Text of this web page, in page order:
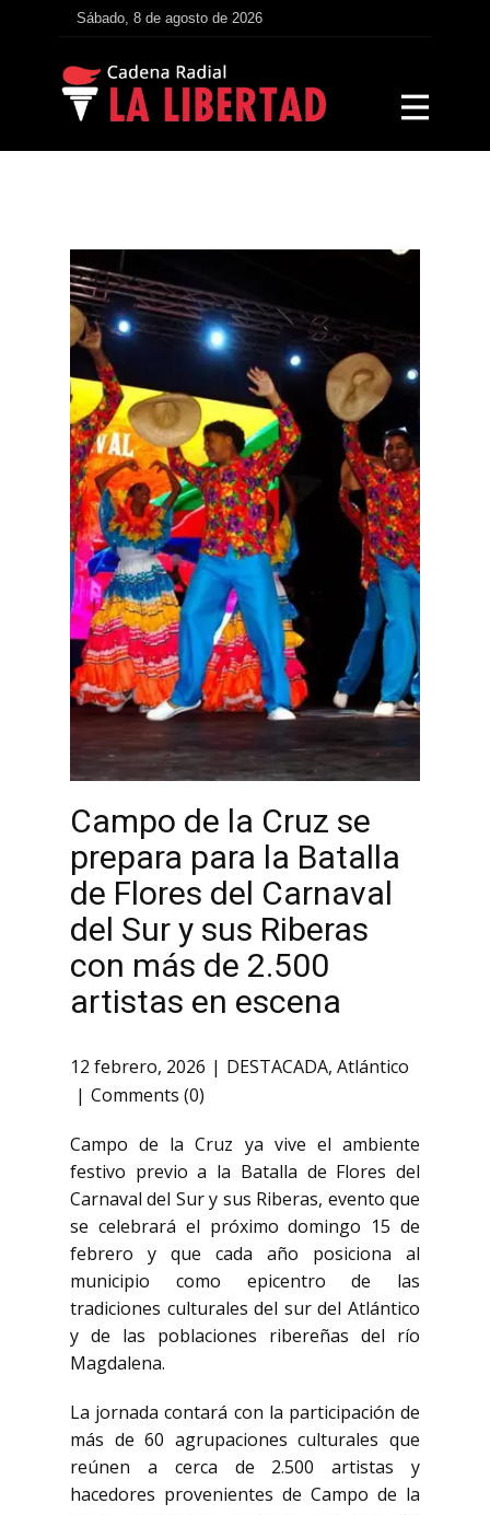
Sábado, 8 de agosto de 2026
Campo de la Cruz se
prepara para la Batalla
de Flores del Carnaval
del Sur y sus Riberas
con más de 2.500
artistas en escena
12 febrero, 2026 DESTACADA, Atlántico
Comments (0)
Campo de la Cruz ya vive el ambiente
festivo previo a la Batalla de Flores del
Carnaval del Sur y sus Riberas, evento que
se celebrará el próximo domingo 15 de
febrero y que cada año posiciona al
municipio como epicentro de las
tradiciones culturales del sur del Atlántico
y de las poblaciones ribereñas del río
Magdalena.
La jornada contará con la participación de
más de 60 agrupaciones culturales que
reúnen a cerca de 2.500 artistas y
hacedores provenientes de Campo de la